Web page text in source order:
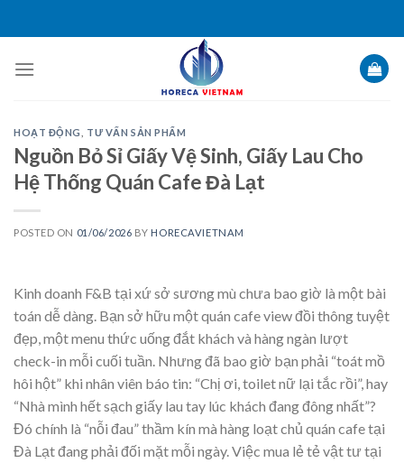
to
HOẠT ĐỘNG TƯ VẤN SẢN PHẨM
Nguồn Bỏ Sỉ Giấy Vệ Sinh, Giấy Lau Cho
Hệ Thống Quán Cafe Đà Lạt
POSTED ON 01/06/2026 BY HORECAVIETNAM
Kinh doanh F&B tại xứ sở sương mù chưa bao giờ là một bài
toán dễ dàng. Bạn sở hữu một quán cafe view đồi thông tuyệt
đẹp, một menu thức uống đắt khách và hàng ngàn lượt
check-in mỗi cuối tuần. Nhưng đã bao giờ bạn phải “toát mồ
hôi hột” khi nhân viên báo tin: “Chị ơi, toilet nữ lại tắc rồi”, hay
“Nhà mình hết sạch giấy lau tay lúc khách đang đông nhất”?
Đó chính là “nỗi đau” thầm kín mà hàng loạt chủ quán cafe tại
Đà Lạt đang phải đối mặt mỗi ngày. Việc mua lẻ tẻ vật tư tại